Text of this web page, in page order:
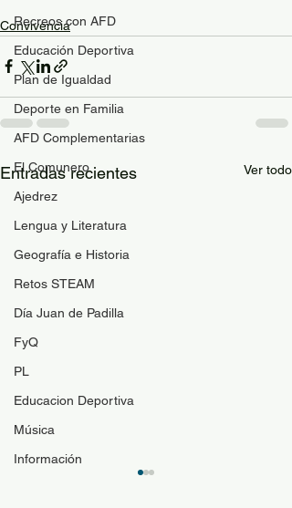
Recreos con AFD
Educación Deportiva
Plan de Igualdad
Deporte en Familia
AFD Complementarias
El Comunero
Ajedrez
Lengua y Literatura
Geografía e Historia
Retos STEAM
Día Juan de Padilla
FyQ
PL
Educacion Deportiva
Música
Información
Convivencia
Entradas recientes Ver todo